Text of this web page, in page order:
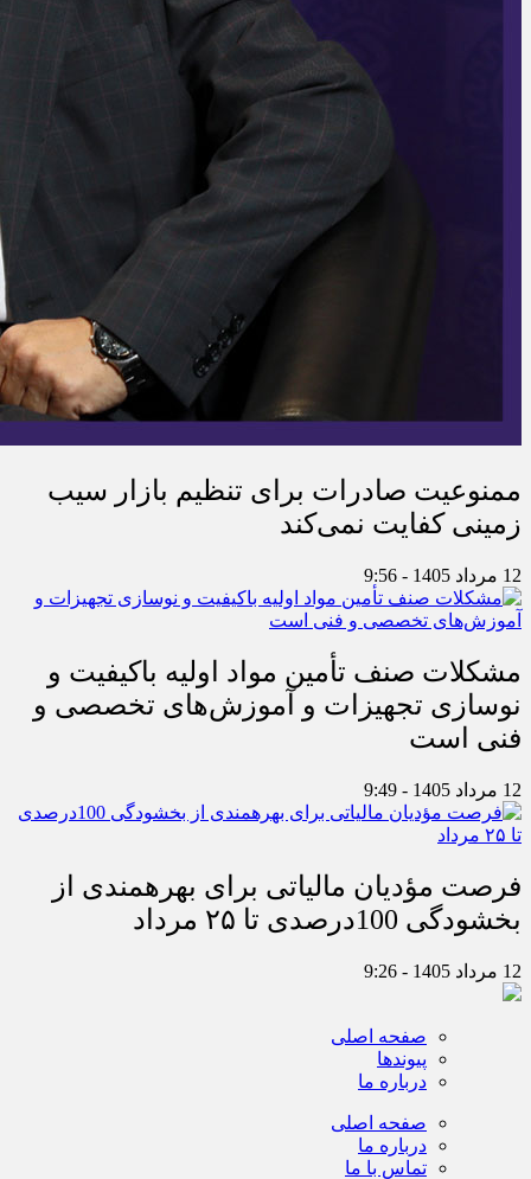
ممنوعیت صادرات برای تنظیم بازار سیب
زمینی کفایت نمی‌کند
12 مرداد 1405 - 9:56
مشکلات صنف تأمین مواد اولیه باکیفیت و
نوسازی تجهیزات و آموزش‌های تخصصی و
فنی است
12 مرداد 1405 - 9:49
فرصت مؤدیان مالیاتی برای بهره‎مندی از
بخشودگی 100درصدی تا ۲۵ مرداد
12 مرداد 1405 - 9:26
صفحه اصلی
پیوندها
درباره ما
صفحه اصلی
درباره ما
تماس با ما